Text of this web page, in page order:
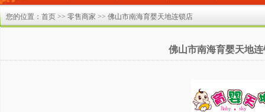
在线留言
您的位置： 首页 >> 零售商家 >> 佛山市南海育婴天地连锁店
佛山市南海育婴天地